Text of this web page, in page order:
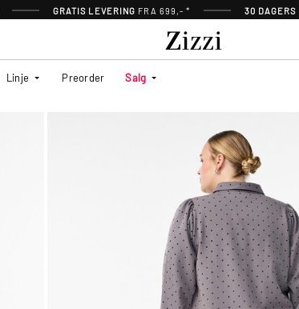
GRATIS LEVERING FRA 699,- * 30 DAGERS
Linje Preorder Salg